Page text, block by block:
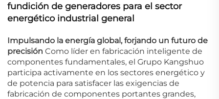
fundición de generadores para el sector
energético industrial general
Impulsando la energía global, forjando un futuro de
precisión Como líder en fabricación inteligente de
componentes fundamentales, el Grupo Kangshuo
participa activamente en los sectores energético y
de potencia para satisfacer las exigencias de
fabricación de componentes portantes grandes,